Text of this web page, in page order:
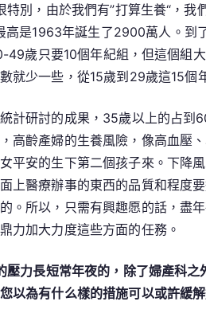
特別，由於我們有”打算生養“，
是1963年誕生了2900萬人。到
49歲只要10個年紀組，但這個組
就少一些，從15歲到29歲這15個
計研討的成果，35歲以上的占到
高齡產婦的生養風險，像高血壓
平安的生下第二個孩子來。下降
上醫療辦事的東西的品質和程度
。所以，只需有興趣愿的話，盡
力加大力度這些方面的任務。
壓力長短常年夜的，除了婦產科
以為有什么樣的措施可以或許緩